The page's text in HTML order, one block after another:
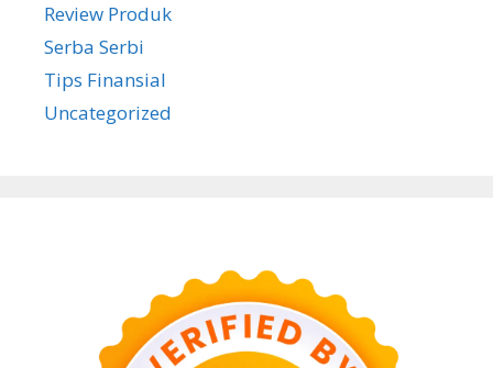
Review Produk
Serba Serbi
Tips Finansial
Uncategorized